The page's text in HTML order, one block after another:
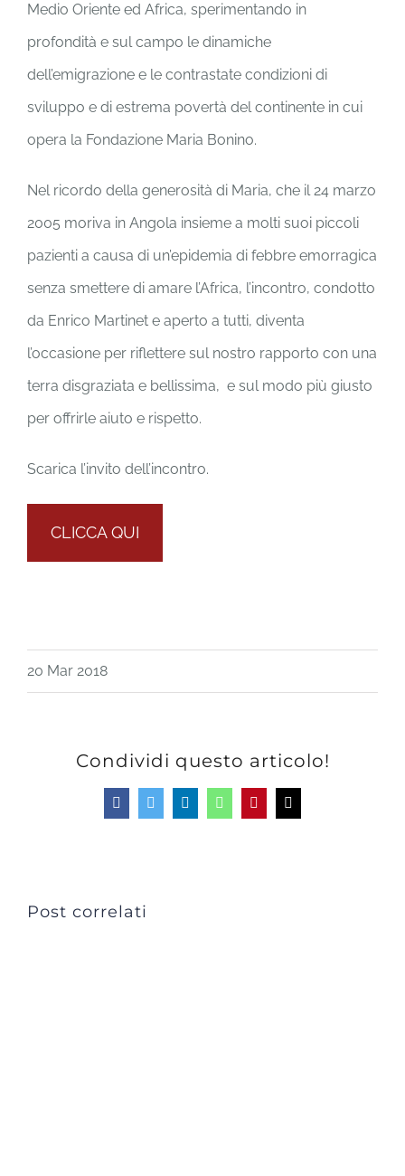
Medio Oriente ed Africa, sperimentando in
profondità e sul campo le dinamiche
dell’emigrazione e le contrastate condizioni di
sviluppo e di estrema povertà del continente in cui
opera la Fondazione Maria Bonino.
Nel ricordo della generosità di Maria, che il 24 marzo
2005 moriva in Angola insieme a molti suoi piccoli
pazienti a causa di un’epidemia di febbre emorragica
senza smettere di amare l’Africa, l’incontro, condotto
da Enrico Martinet e aperto a tutti, diventa
l’occasione per riflettere sul nostro rapporto con una
terra disgraziata e bellissima, e sul modo più giusto
per offrirle aiuto e rispetto.
Scarica l’invito dell’incontro.
CLICCA QUI
20 Mar 2018
Condividi questo articolo!
FacebookTwitterLinkedInWhatsAppPinterestEmail
Post correlati